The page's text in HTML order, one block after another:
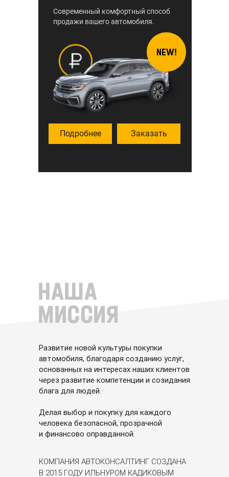
Современный комфортный способ
продажи вашего автомобиля.
Подробнее
NEW!
Заказать
НАША
МИССИЯ
Развитие новой культуры покупки
автомобиля, благодаря созданию услуг,
основанных на интересах наших клиентов
через развитие компетенции и созидания
блага для людей.
Делая выбор и покупку для каждого
человека безопасной, прозрачной
и финансово оправданной.
КОМПАНИЯ АВТОКОНСАЛТИНГ СОЗДАНА
В 2015 ГОДУ ИЛЬНУРОМ КАДИКОВЫМ